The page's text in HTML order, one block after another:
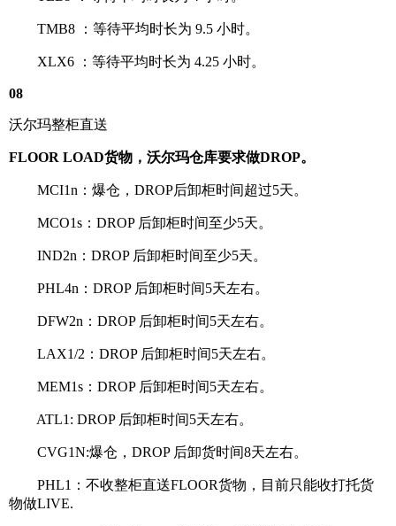
TMB8 ：等待平均时长为 9.5 小时。
XLX6 ：等待平均时长为 4.25 小时。
08
沃尔玛整柜直送
FLOOR LOAD货物，沃尔玛仓库要求做DROP。
MCI1n：爆仓，DROP后卸柜时间超过5天。
MCO1s：DROP 后卸柜时间至少5天。
IND2n：DROP 后卸柜时间至少5天。
PHL4n：DROP 后卸柜时间5天左右。
DFW2n：DROP 后卸柜时间5天左右。
LAX1/2：DROP 后卸柜时间5天左右。
MEM1s：DROP 后卸柜时间5天左右。
ATL1: DROP 后卸柜时间5天左右。
CVG1N:爆仓，DROP 后卸货时间8天左右。
PHL1：不收整柜直送FLOOR货物，目前只能收打托货
物做LIVE.